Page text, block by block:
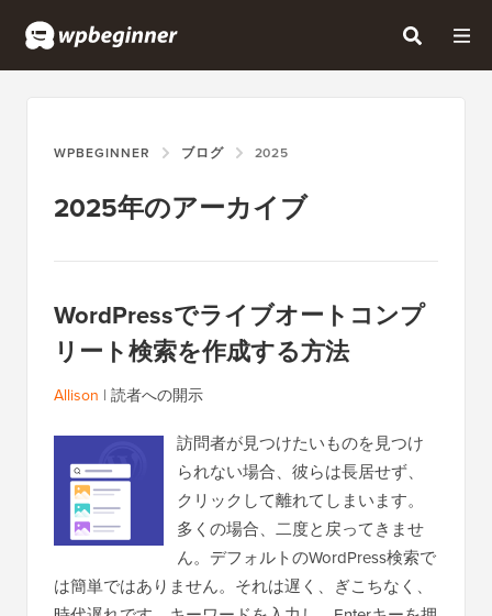
WPBEGINNER ブログ 2025
2025年のアーカイブ
WordPressでライブオートコンプ
リート検索を作成する方法
Allison | 読者への開示
訪問者が見つけたいものを見つけ
られない場合、彼らは長居せず、
クリックして離れてしまいます。
多くの場合、二度と戻ってきませ
ん。デフォルトのWordPress検索で
は簡単ではありません。それは遅く、ぎこちなく、